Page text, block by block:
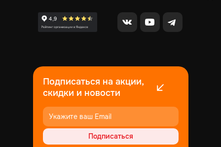
Подписаться на акции,
скидки и новости
Подписаться